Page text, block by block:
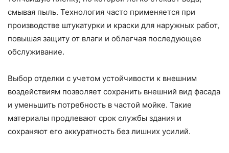
смывая пыль. Технология часто применяется при
производстве штукатурки и краски для наружных работ,
повышая защиту от влаги и облегчая последующее
обслуживание.
Выбор отделки с учетом устойчивости к внешним
воздействиям позволяет сохранить внешний вид фасада
и уменьшить потребность в частой мойке. Такие
материалы продлевают срок службы здания и
сохраняют его аккуратность без лишних усилий.